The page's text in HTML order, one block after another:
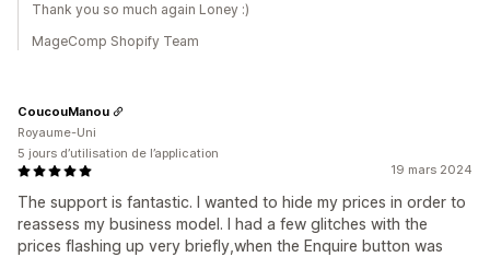
Thank you so much again Loney :)
MageComp Shopify Team
19 mars 2024
The support is fantastic. I wanted to hide my prices in order to
reassess my business model. I had a few glitches with the
prices flashing up very briefly,when the Enquire button was
CoucouManou
Royaume-Uni
5 jours d’utilisation de l’application